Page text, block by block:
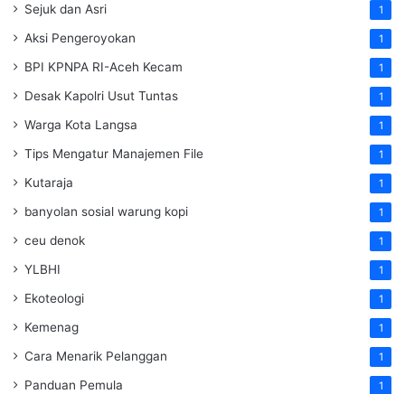
Sejuk dan Asri 1
Aksi Pengeroyokan 1
BPI KPNPA RI-Aceh Kecam 1
Desak Kapolri Usut Tuntas 1
Warga Kota Langsa 1
Tips Mengatur Manajemen File 1
Kutaraja 1
banyolan sosial warung kopi 1
ceu denok 1
YLBHI 1
Ekoteologi 1
Kemenag 1
Cara Menarik Pelanggan 1
Panduan Pemula 1